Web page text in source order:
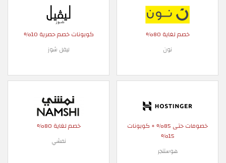
خصم لغاية 80%
نون
كوبونات خصم حصرية 10%
ليفل شوز
خصومات حتى 85% + كوبونات
15%
هوستنجر
خصم لغاية 80%
نمشي